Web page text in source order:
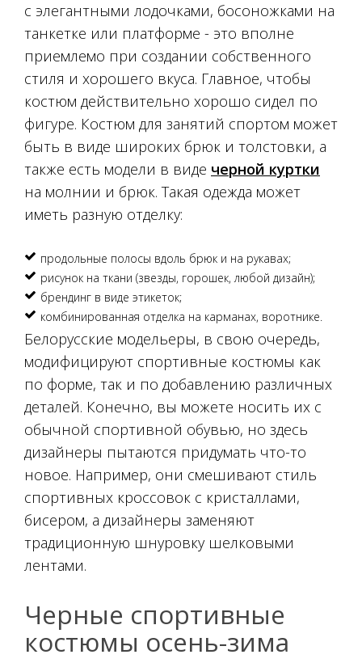
с элегантными лодочками, босоножками на
танкетке или платформе - это вполне
приемлемо при создании собственного
стиля и хорошего вкуса. Главное, чтобы
костюм действительно хорошо сидел по
фигуре. Костюм для занятий спортом может
быть в виде широких брюк и толстовки, а
также есть модели в виде черной куртки
на молнии и брюк. Такая одежда может
иметь разную отделку:
продольные полосы вдоль брюк и на рукавах;
рисунок на ткани (звезды, горошек, любой дизайн);
брендинг в виде этикеток;
комбинированная отделка на карманах, воротнике.
Белорусские модельеры, в свою очередь,
модифицируют спортивные костюмы как
по форме, так и по добавлению различных
деталей. Конечно, вы можете носить их с
обычной спортивной обувью, но здесь
дизайнеры пытаются придумать что-то
новое. Например, они смешивают стиль
спортивных кроссовок с кристаллами,
бисером, а дизайнеры заменяют
традиционную шнуровку шелковыми
лентами.
Черные спортивные
костюмы осень-зима